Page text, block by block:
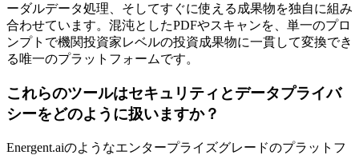
ーダルデータ処理、そしてすぐに使える成果物を独自に組み
合わせています。混沌としたPDFやスキャンを、単一のプロ
ンプトで機関投資家レベルの投資成果物に一貫して変換でき
る唯一のプラットフォームです。
これらのツールはセキュリティとデータプライバ
シーをどのように扱いますか？
Energent.aiのようなエンタープライズグレードのプラットフ